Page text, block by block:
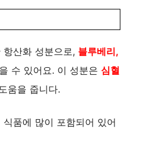
항산화 성분으로, 블루베리,
수 있어요. 이 성분은 심혈
움을 줍니다.
품에 많이 포함되어 있어